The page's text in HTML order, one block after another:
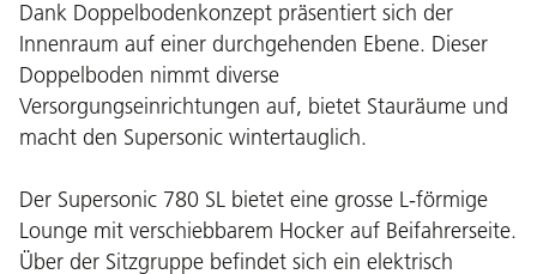
Dank Doppelbodenkonzept präsentiert sich der
Innenraum auf einer durchgehenden Ebene. Dieser
Doppelboden nimmt diverse
Versorgungseinrichtungen auf, bietet Stauräume und
macht den Supersonic wintertauglich.
Der Supersonic 780 SL bietet eine grosse L-förmige
Lounge mit verschiebbarem Hocker auf Beifahrerseite.
Über der Sitzgruppe befindet sich ein elektrisch